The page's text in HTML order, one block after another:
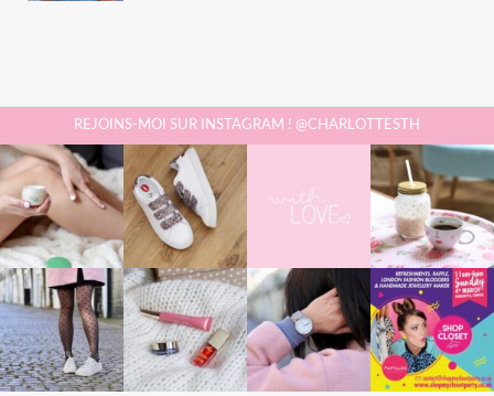
REJOINS-MOI SUR INSTAGRAM ! @CHARLOTTESTH